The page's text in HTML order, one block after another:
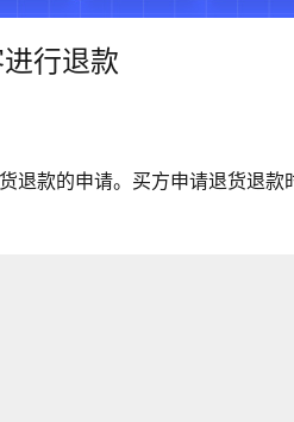
行退款
退款的申请。买方申请退货退款